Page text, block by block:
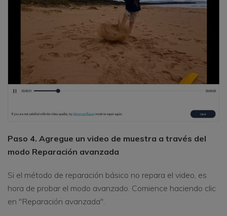
Paso 4. Agregue un video de muestra a través del
modo Reparación avanzada
Si el método de reparación básico no repara el video, es
hora de probar el modo avanzado. Comience haciendo clic
en "Reparación avanzada".